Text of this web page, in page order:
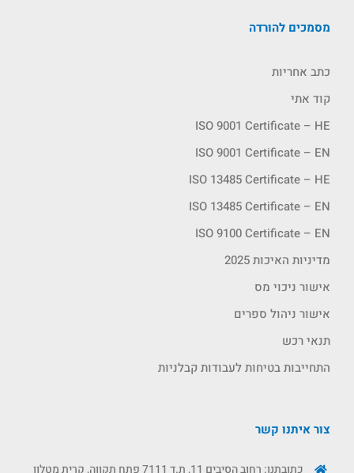
מסמכים להורדה
כתב אחריות
קוד אתי
ISO 9001 Certificate – HE
ISO 9001 Certificate – EN
ISO 13485 Certificate – HE
ISO 13485 Certificate – EN
ISO 9100 Certificate – EN
מדיניות האיכות 2025
אישור ניכוי מס
אישור ניהול ספרים
תנאי רכש
התחייבות בטיחות לעבודות קבלניות
צור איתנו קשר
כתובתנו: רחוב הסיבים 11, ת.ד 7111 פתח תקווה, קרית מטלון